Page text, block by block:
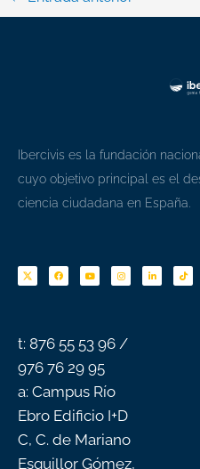
Ibercivis es la fundación
cuyo objetivo principal es el
ciencia ciudadana en España.
c
e
b
u
t
u
s
t
a
n
k
e
k
t
o
t: 876 55 53 96 /
976 76 29 95
a: Campus Río
Ebro Edificio I+D
C, C. de Mariano
Esquillor Gómez,